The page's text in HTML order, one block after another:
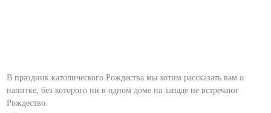
В праздник католического Рождества мы хотим рассказать вам о
напитке, без которого ни в одном доме на западе не встречают
Рождество.